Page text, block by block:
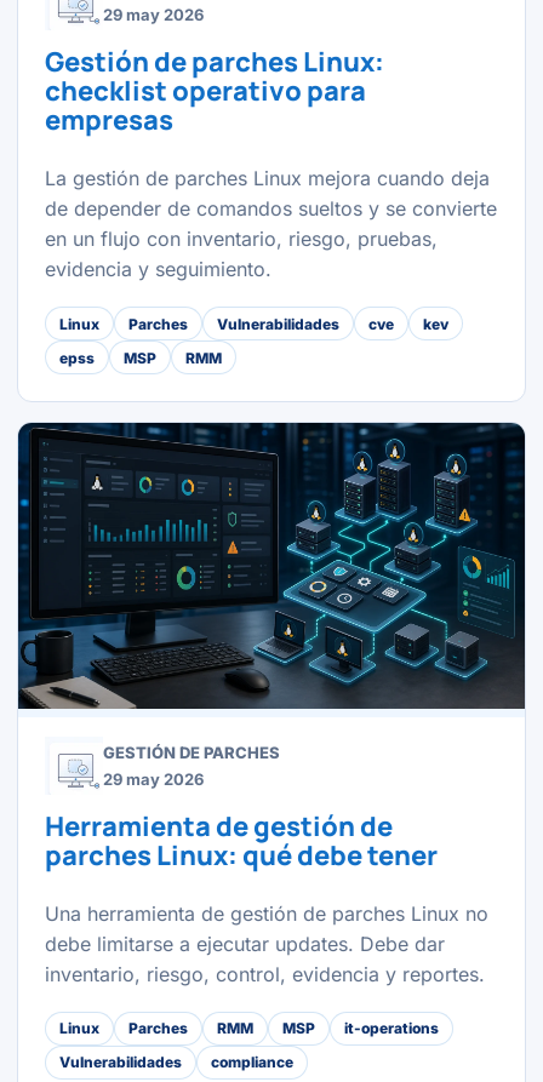
29 may 2026
Gestión de parches Linux:
checklist operativo para
empresas
La gestión de parches Linux mejora cuando deja
de depender de comandos sueltos y se convierte
en un flujo con inventario, riesgo, pruebas,
evidencia y seguimiento.
Linux Parches Vulnerabilidades cve
kev
epss
MSP RMM
GESTIÓN DE PARCHES
29 may 2026
Herramienta de gestión de
parches Linux: qué debe tener
Una herramienta de gestión de parches Linux no
debe limitarse a ejecutar updates. Debe dar
inventario, riesgo, control, evidencia y reportes.
Linux Parches RMM MSP
it-operations
Vulnerabilidades
compliance